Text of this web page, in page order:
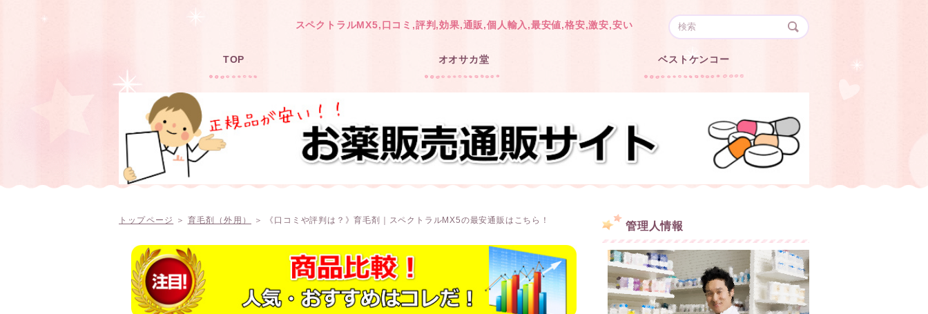
スペクトラルMX5,口コミ,評判,効果,通販,個人輸入,最安値,格安,激安,安い
TOP オオサカ堂 ベストケンコー
トップページ ＞ 育毛剤（外用） ＞ 《口コミや評判は？》育毛剤｜スペクトラルMX5の最安通販はこちら！ 管理人情報